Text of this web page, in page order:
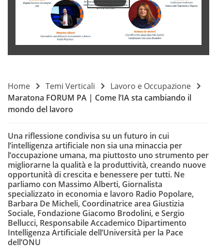
Home Temi Verticali
Lavoro e Occupazione
Maratona FORUM PA | Come l’IA sta cambiando il
mondo del lavoro
Una riflessione condivisa su un futuro in cui
l’intelligenza artificiale non sia una minaccia per
l’occupazione umana, ma piuttosto uno strumento per
migliorarne la qualità e la produttività, creando nuove
opportunità di crescita e benessere per tutti. Ne
parliamo con Massimo Alberti, Giornalista
specializzato in economia e lavoro Radio Popolare,
Barbara De Micheli, Coordinatrice area Giustizia
Sociale, Fondazione Giacomo Brodolini, e Sergio
Bellucci, Responsabile Accademico Dipartimento
Intelligenza Artificiale dell’Università per la Pace
dell’ONU